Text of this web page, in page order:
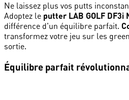
Ne laissez plus vos putts
Adoptez le putter LAB GOLF DF3i
différence d'un équilibre parfait.
transformez votre jeu sur les
sortie.
Équilibre parfait